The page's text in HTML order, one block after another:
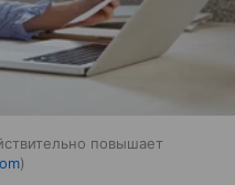
повышает